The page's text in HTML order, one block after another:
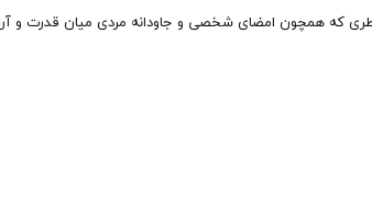
عطری که همچون امضای شخصی و جاودانه مردی میان قدرت و